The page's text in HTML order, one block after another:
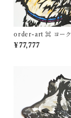
order-art ⌘ ヨーク
アさん
¥77,777